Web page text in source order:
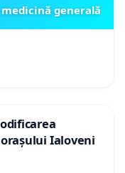
generală
Ialoveni